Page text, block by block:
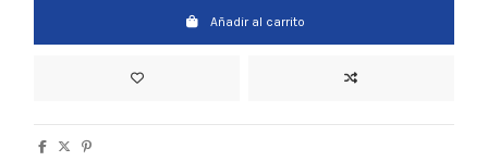
Añadir al carrito